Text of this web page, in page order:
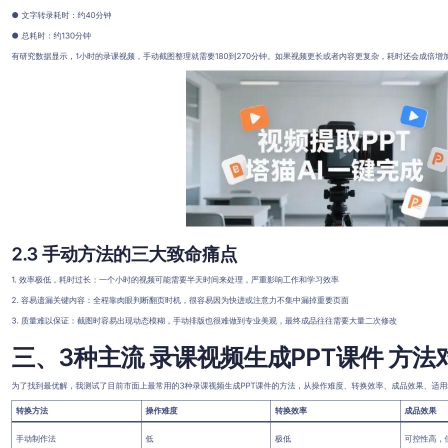
● 文字转录耗时：约40分钟
● 总耗时：约130分钟
有研究数据显示，1小时的录课视频，手动截图整理就需要180到270分钟。如果视频更长或者内容更复杂，耗时还会成倍增
2.3 手动方法的三大致命痛点
1. 效率极低，耗时过长：一个小时的视频可能需要半天时间来处理，严重影响工作和学习效率
2. 容易遗漏关键内容：全程靠肉眼判断翻页时机，很容易因为快进或注意力不集中漏掉重要页面
3. 质量难以保证：截图时容易出现动态模糊，手动排版也很难做到专业美观，最终成品往往需要大量二次修改
三、3种主流 录课视频生成PPT课件 方法
为了找到最优解，我测试了目前市面上最常用的3种录课视频生成PPT课件的方法，从操作难度、转换效率、成品效果、适
转换方法 操作难度 转换效率 成品效果
手动制作法 低 极低 可控性高，